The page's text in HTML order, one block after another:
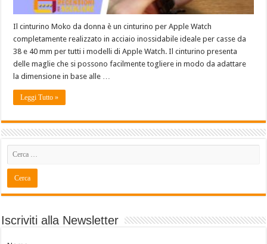
Il cinturino Moko da donna è un cinturino per Apple Watch
completamente realizzato in acciaio inossidabile ideale per casse da
38 e 40 mm per tutti i modelli di Apple Watch. Il cinturino presenta
delle maglie che si possono facilmente togliere in modo da adattare
la dimensione in base alle …
Leggi Tutto »
Iscriviti alla Newsletter